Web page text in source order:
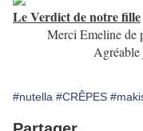
Le Verdict de notre fille
Merci Emeline de
Agréable
#nutella #CRÊPES